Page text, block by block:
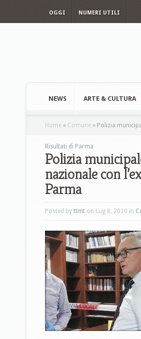
OGGI NUMERI UTILI
NEWS ARTE & CULTURA
Home » Comune » Polizia
Risultati di Parma
Polizia
nazionale con
Parma
Posted by ttmt on Lug 8, 2020 in